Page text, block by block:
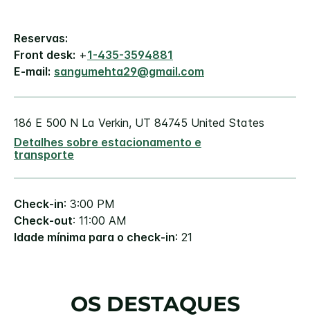
Reservas:
Front desk: +1-435-3594881
E-mail: sangumehta29@gmail.com
186 E 500 N La Verkin, UT 84745 United States
Detalhes sobre estacionamento e
transporte
Check-in: 3:00 PM
Check-out: 11:00 AM
Idade mínima para o check-in: 21
OS DESTAQUES